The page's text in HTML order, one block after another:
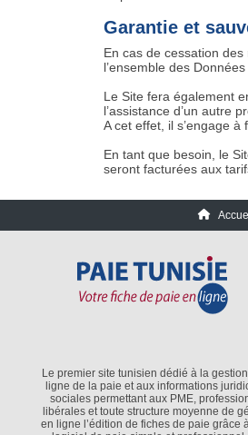
Garantie et
En cas de cessation
l’ensemble des
Le Site fera également
l’assistance d’un autre
A cet effet, il s’engage
En tant que besoin, le
seront facturées aux
Le premier site tunisien dédié à la
ligne de la paie et aux informations
sociales permettant aux PME,
libérales et toute structure moyenne de
en ligne l’édition de fiches de paie grâce